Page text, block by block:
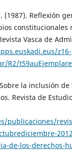
(1987). Reflexión
constitucionales
Vasca de
z16-
R2/
la inclusión
Revista de
publicaciones/
de-los-derechos-